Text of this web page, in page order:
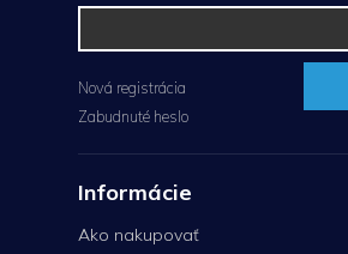
Nová registrácia
Zabudnuté heslo
Informácie
Ako nakupovať